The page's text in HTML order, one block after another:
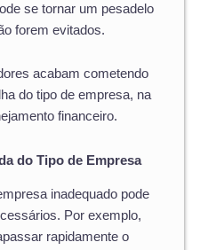
se tornar um pesadelo
forem evitados.
acabam cometendo
do tipo de empresa, na
financeiro.
do Tipo de Empresa
inadequado pode
Por exemplo,
rapidamente o